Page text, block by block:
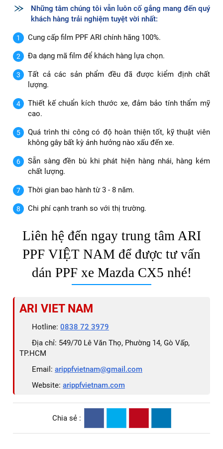
Những tâm chúng tôi vẫn luôn cố gắng mang đến quý
khách hàng trải nghiệm tuyệt vời nhất:
Cung cấp film PPF ARI chính hãng 100%.
Đa dạng mã film để khách hàng lựa chọn.
Tất cả các sản phẩm đều đã được kiểm định chất
lượng.
Thiết kế chuẩn kích thước xe, đảm bảo tính thẩm mỹ
cao.
Quá trình thi công có độ hoàn thiện tốt, kỹ thuật viên
không gây bất kỳ ảnh hưởng nào xấu đến xe.
Sẵn sàng đền bù khi phát hiện hàng nhái, hàng kém
chất lượng.
Thời gian bao hành từ 3 - 8 năm.
Chi phí cạnh tranh so với thị trường.
Liên hệ đến ngay trung tâm ARI
PPF VIỆT NAM để được tư vấn
dán PPF xe Mazda CX5 nhé!
ARI VIET NAM
Hotline: 0838 72 3979
Địa chỉ: 549/70 Lê Văn Thọ, Phường 14, Gò Vấp,
TP.HCM
Email: arippfvietnam@gmail.com
Website: arippfvietnam.com
Chia sẻ :